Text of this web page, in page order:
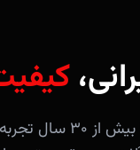
فروشگاه آندلس با